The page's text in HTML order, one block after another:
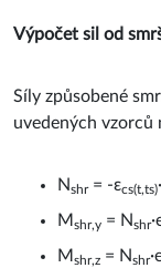
Výpočet sil od
Síly způsobené
uvedených vzorců
Nshr= -εcs(t,ts)
M shr,y = Nshr
M shr,z = Nshr